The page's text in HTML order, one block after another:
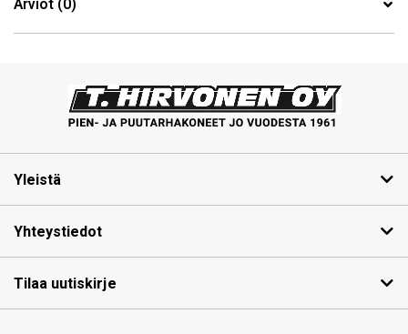
Arviot (0)
Yleistä
Yhteystiedot
Tilaa uutiskirje